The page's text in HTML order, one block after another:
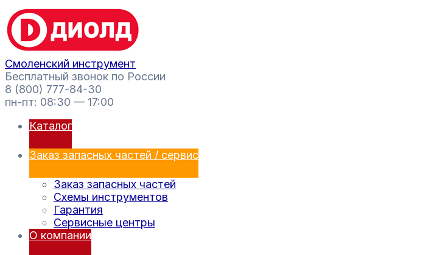
Перейти
к
содержимому
Смоленский инструмент
Бесплатный звонок по России
8 (800) 777-84-30
пн-пт: 08:30 — 17:00
Каталог
Заказ запасных частей / сервис
Заказ запасных частей
Схемы инструментов
Гарантия
Сервисные центры
О компании
Поиск
товаров